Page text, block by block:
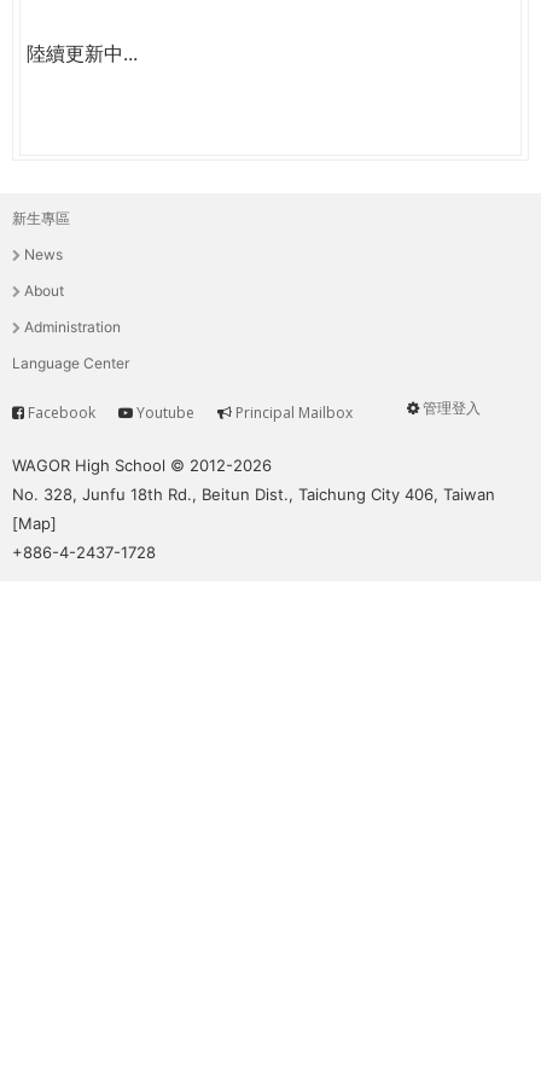
陸續更新中...
主
選
單
新生專區
News
About
Administration
Language Center
User
管理登入
Service
Facebook Youtube Principal Mailbox
WAGOR High School © 2012-2026
No. 328, Junfu 18th Rd., Beitun Dist., Taichung City 406, Taiwan
[Map]
+886-4-2437-1728